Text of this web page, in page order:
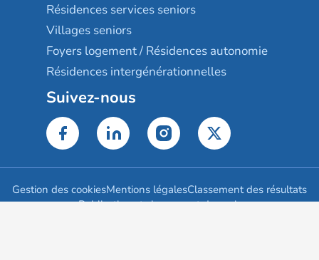
Résidences services seniors
Villages seniors
Foyers logement / Résidences autonomie
Résidences intergénérationnelles
Suivez-nous
Gestion des cookiesMentions légalesClassement des résultats
Publication et classement des avis